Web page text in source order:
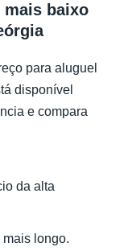
mais baixo
para aluguel
disponível
e compara
da alta
longo.